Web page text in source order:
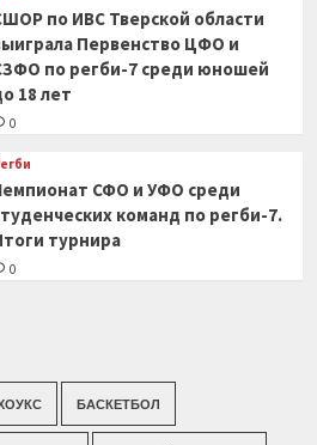
по ИВС Тверской области
Первенство ЦФО и
по регби-7 среди юношей
18 лет
0
СФО и УФО среди
команд по регби-7.
турнира
0
БАСКЕТБОЛ